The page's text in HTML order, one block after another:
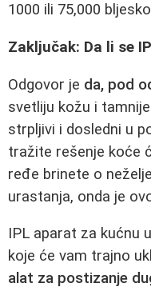
1000 ili 75,000
Zaključak: Da li se
Odgovor je da, pod
svetliju kožu i
strpljivi i dosledni u
tražite rešenje koće
ređe brinete o
urastanja, onda je
IPL aparat za kućnu
koje će vam trajno
alat za postizanje